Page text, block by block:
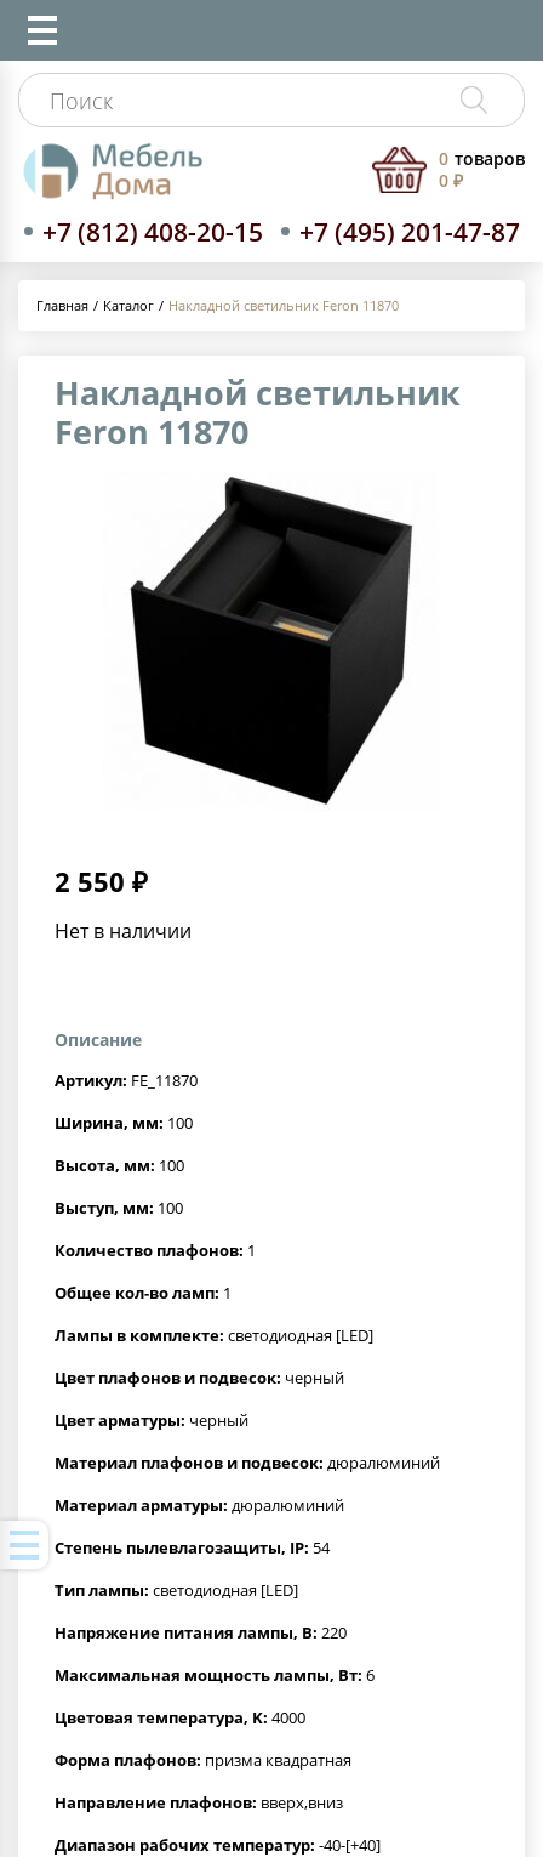
+7 (812) 408-20-15 +7 (495) 201-47-87
0 товаров
0 ₽
Главная Каталог Накладной светильник Feron 11870
Накладной светильник
Feron 11870
2 550 ₽
Нет в наличии
Описание
Артикул: FE_11870
Ширина, мм: 100
Высота, мм: 100
Выступ, мм: 100
Количество плафонов: 1
Общее кол-во ламп: 1
Лампы в комплекте: светодиодная [LED]
Цвет плафонов и подвесок: черный
Цвет арматуры: черный
Материал плафонов и подвесок: дюралюминий
Материал арматуры: дюралюминий
Степень пылевлагозащиты, IP: 54
Тип лампы: светодиодная [LED]
Напряжение питания лампы, В: 220
Максимальная мощность лампы, Вт: 6
Цветовая температура, K: 4000
Форма плафонов: призма квадратная
Направление плафонов: вверх,вниз
Диапазон рабочих температур: -40-[+40]